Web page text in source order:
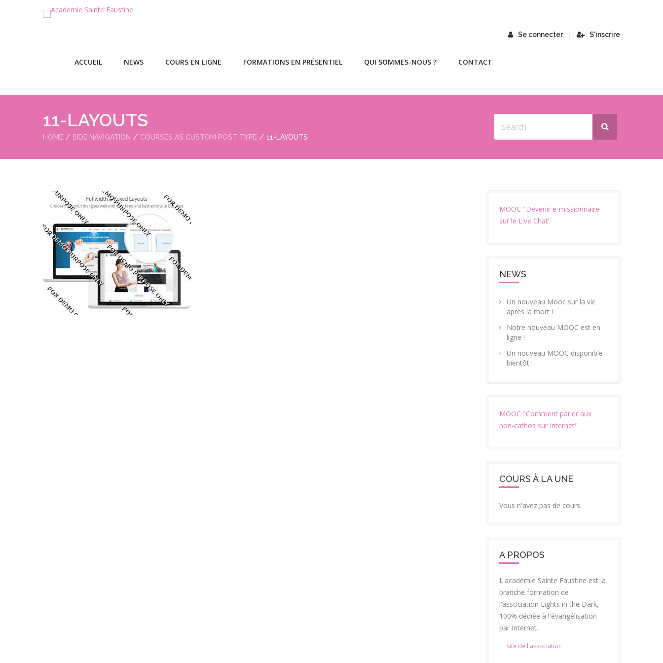
Se connecter | S'inscrire
ACCUEIL NEWS COURS EN LIGNE FORMATIONS EN PRÉSENTIEL QUI SOMMES-NOUS ? CONTACT
11-LAYOUTS
HOME SIDE NAVIGATION COURSES AS CUSTOM POST TYPE 11-LAYOUTS
MOOC "Devenir e-missionnaire
sur le Live Chat'
NEWS
Un nouveau Mooc sur la vie
après la mort !
Notre nouveau MOOC est en
ligne !
Un nouveau MOOC disponible
bientôt !
MOOC "Comment parler aux
non-cathos sur Internet"
COURS À LA UNE
Vous n'avez pas de cours.
A PROPOS
L'académie Sainte Faustine est la
branche formation de
l'association Lights in the Dark,
100% dédiée à l'évangélisation
par Internet.
site de l'association